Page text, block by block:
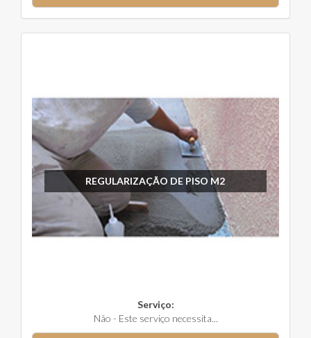
REGULARIZAÇÃO DE PISO M2
Serviço:
Não - Este serviço necessita...